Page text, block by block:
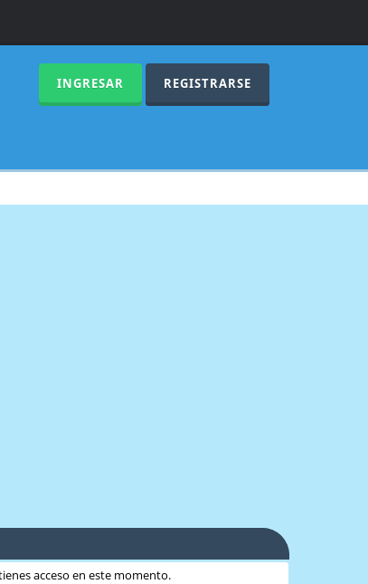
INGRESAR REGISTRARSE
acceso en este momento.